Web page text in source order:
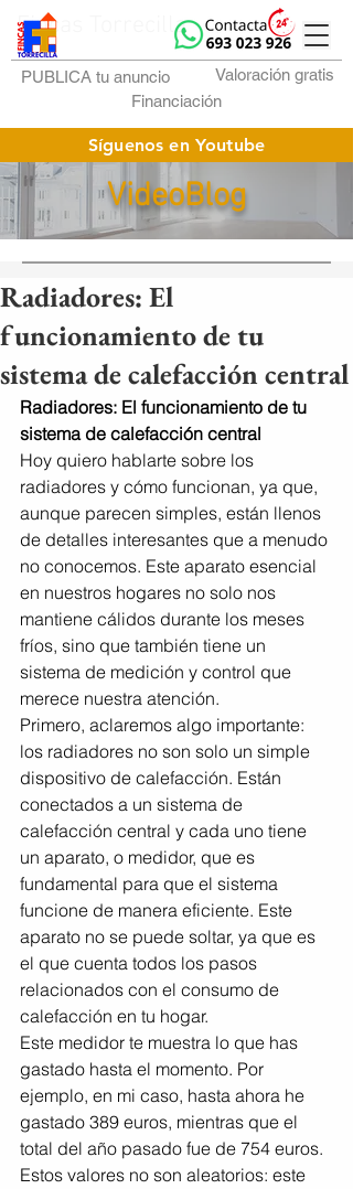
Fincas Torrecilla
PUBLICA tu anuncio
Valoración gratis
Financiación
Síguenos en Youtube
VideoBlog
Radiadores: El
funcionamiento de tu
sistema de calefacción central
Radiadores: El funcionamiento de tu
sistema de calefacción central
Hoy quiero hablarte sobre los
radiadores y cómo funcionan, ya que,
aunque parecen simples, están llenos
de detalles interesantes que a menudo
no conocemos. Este aparato esencial
en nuestros hogares no solo nos
mantiene cálidos durante los meses
fríos, sino que también tiene un
sistema de medición y control que
merece nuestra atención.
Primero, aclaremos algo importante:
los radiadores no son solo un simple
dispositivo de calefacción. Están
conectados a un sistema de
calefacción central y cada uno tiene
un aparato, o medidor, que es
fundamental para que el sistema
funcione de manera eficiente. Este
aparato no se puede soltar, ya que es
el que cuenta todos los pasos
relacionados con el consumo de
calefacción en tu hogar.
Este medidor te muestra lo que has
gastado hasta el momento. Por
ejemplo, en mi caso, hasta ahora he
gastado 389 euros, mientras que el
total del año pasado fue de 754 euros.
Estos valores no son aleatorios: este